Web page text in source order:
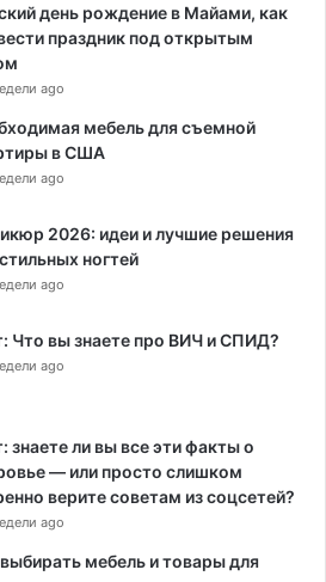
день рождение в Майами, как
праздник под открытым
ago
мебель для съемной
в США
ago
2026: идеи и лучшие решения
ногтей
ago
Что вы знаете про ВИЧ и СПИД?
ago
знаете ли вы все эти факты о
— или просто слишком
верите советам из соцсетей?
ago
мебель и товары для